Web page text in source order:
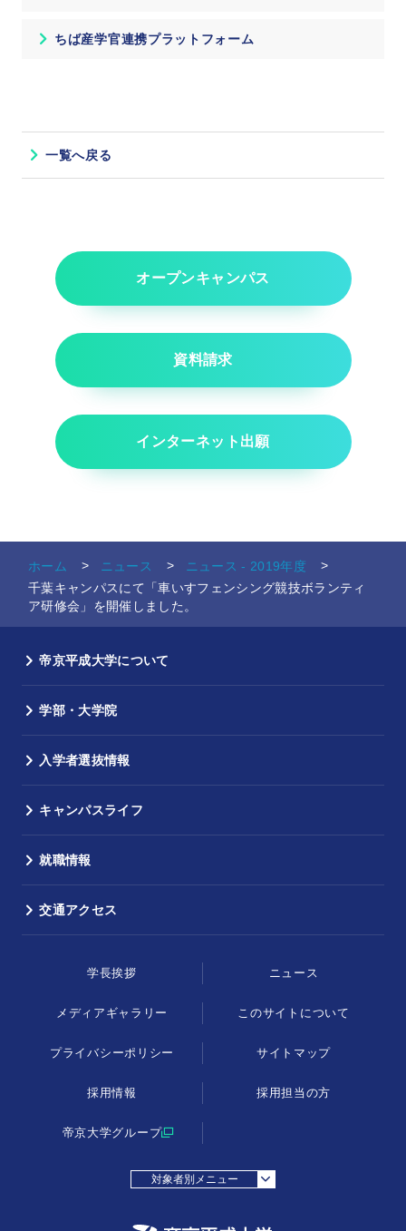
ちば産学官連携プラットフォーム
一覧へ戻る
オープンキャンパス
資料請求
インターネット出願
ホーム ニュース
ニュース - 2019年度
千葉キャンパスにて「車いすフェンシング競技ボランティ
ア研修会」を開催しました。
帝京平成大学について
学部・大学院
入学者選抜情報
キャンパスライフ
就職情報
交通アクセス
学長挨拶 ニュース
メディアギャラリー このサイトについて
プライバシーポリシー サイトマップ
採用情報 採用担当の方
帝京大学グループ
対象者別メニュー
採用担当の方
父母等の方